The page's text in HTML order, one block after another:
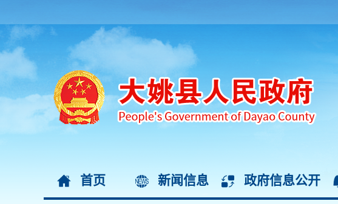
首页 新闻信息 政府信息公开